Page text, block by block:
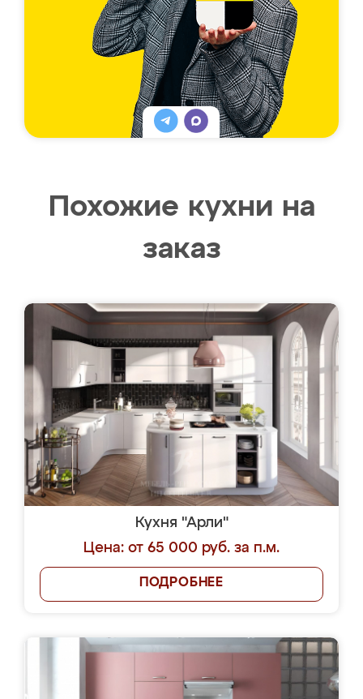
Похожие кухни на
заказ
Кухня "Арли"
Цена: от 65 000 руб. за п.м.
ПОДРОБНЕЕ